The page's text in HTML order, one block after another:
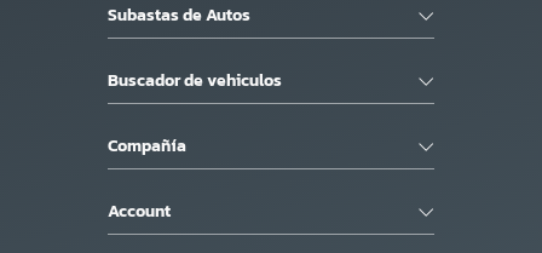
Subastas de Autos
Buscador de vehiculos
Compañía
Account